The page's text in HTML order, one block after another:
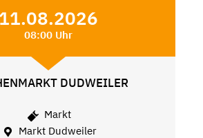
11.08.2026
08:00 Uhr
DUDWEILER
Markt
Markt Dudweiler